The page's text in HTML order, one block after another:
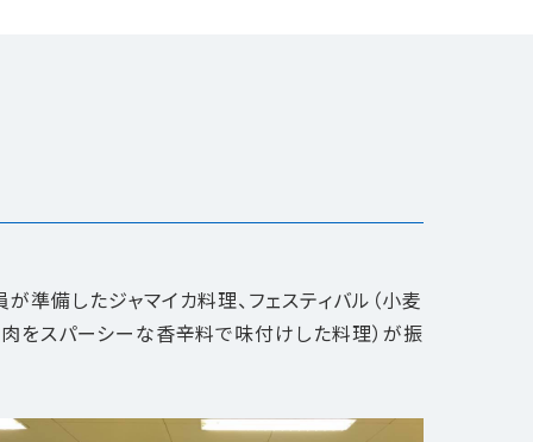
準備したジャマイカ料理、フェスティバル（小麦
肉をスパーシーな香辛料で味付けした料理）が振